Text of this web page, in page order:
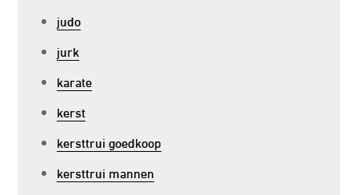
judo
jurk
karate
kerst
kersttrui goedkoop
kersttrui mannen